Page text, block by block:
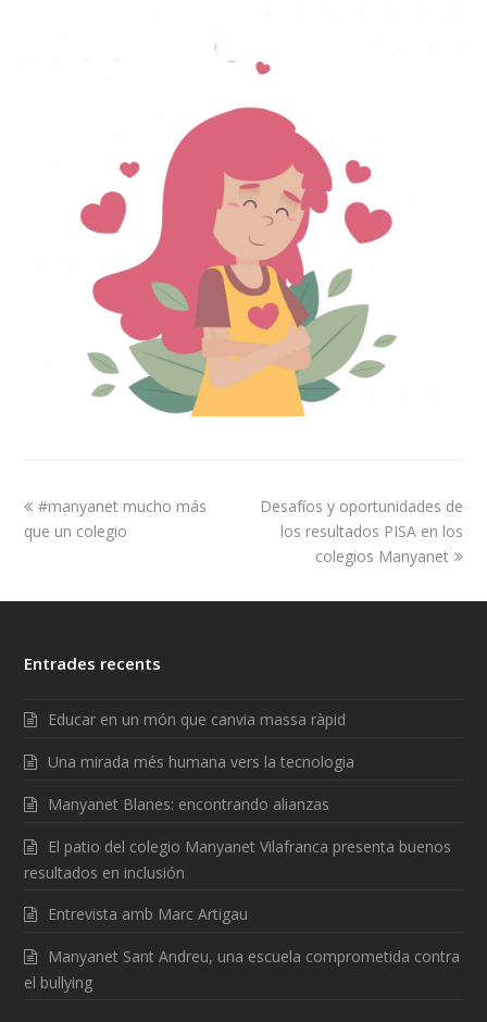
#manyanet mucho más
que un colegio
Desafíos y oportunidades de
los resultados PISA en los
colegios Manyanet
Entrades recents
Educar en un món que canvia massa ràpid
Una mirada més humana vers la tecnologia
Manyanet Blanes: encontrando alianzas
El patio del colegio Manyanet Vilafranca presenta buenos
resultados en inclusión
Entrevista amb Marc Artigau
Manyanet Sant Andreu, una escuela comprometida contra
el bullying